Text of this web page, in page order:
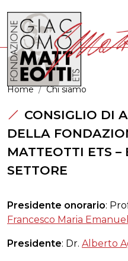
Home Chi siamo
CONSIGLIO DI
DELLA
MATTEOTTI ETS –
SETTORE
Presidente onorario:
Francesco Maria
Presidente: Dr. Alberto